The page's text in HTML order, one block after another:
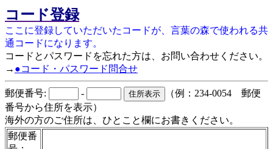
コード登録
ここに登録していただいたコードが、言葉の森で使われる共
通コードになります。
コードとパスワードを忘れた方は、お問い合わせください。
→ ●コード・パスワード問合せ
郵便番号: -
（例：234-0054 郵便
番号から住所を表示）
海外の方のご住所は、ひとこと欄にお書きください。
郵便番